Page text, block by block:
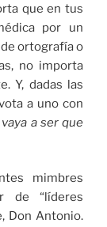
que en tus
por un
ortografía o
no importa
Y, dadas las
a uno con
a ser que
mimbres
de “líderes
Don Antonio.